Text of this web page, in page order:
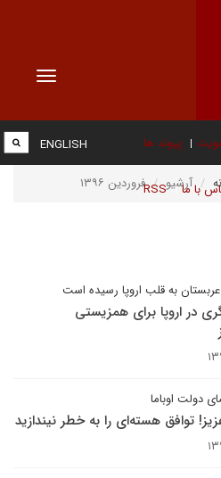
Toggle
پیوند ها
با ما RSS
ENGLISH
آرشیو فروردین ۱۳۹۶
عربستان به قلب اروپا رسیده است
در اروپا برای همزیستی
دولت اوباما
توافق هسته‌ای را به خطر نیندازید